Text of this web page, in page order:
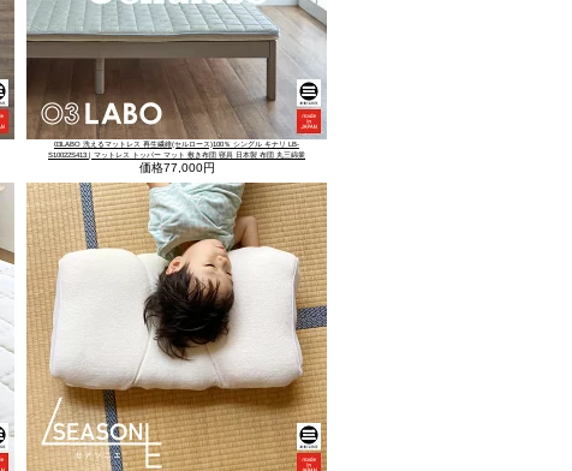
03LABO 洗えるマットレス 再生繊維(セルロース)100％ シングル キナリ LB-
S10022S413 | マットレス トッパー マット 敷き布団 寝具 日本製 布団 丸三綿業
価格77,000円